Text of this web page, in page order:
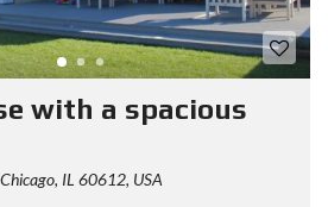
with a spacious
IL 60612, USA